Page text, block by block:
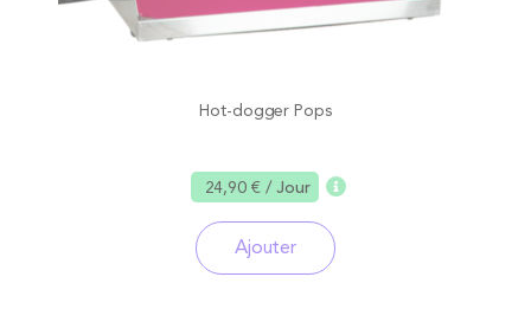
Hot-dogger Pops
24,90 €/ Jour
Ajouter